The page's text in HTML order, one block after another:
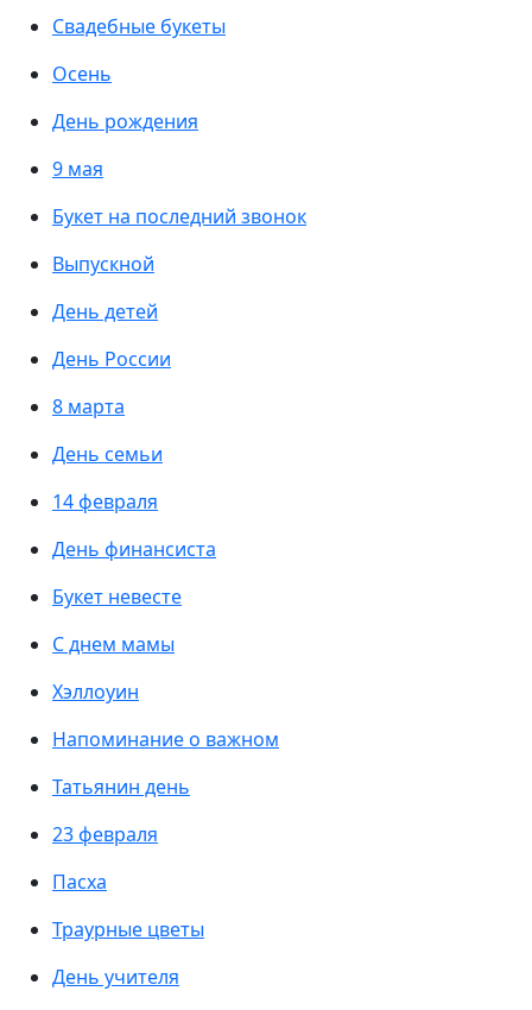
Свадебные букеты
Осень
День рождения
9 мая
Букет на последний звонок
Выпускной
День детей
День России
8 марта
День семьи
14 февраля
День финансиста
Букет невесте
С днем мамы
Хэллоуин
Напоминание о важном
Татьянин день
23 февраля
Пасха
Траурные цветы
День учителя